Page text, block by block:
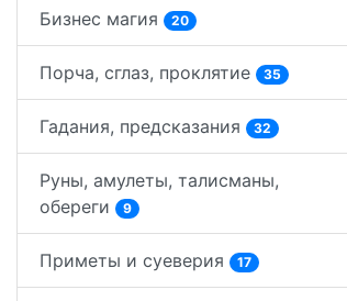
Бизнес магия 20
Порча, сглаз, проклятие 35
Гадания, предсказания 32
Руны, амулеты, талисманы,
обереги
9
Приметы и суеверия 17